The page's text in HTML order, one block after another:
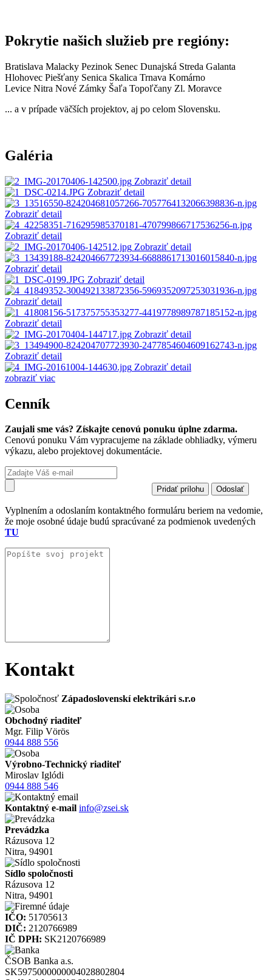
Pokrytie našich služieb pre regióny:
Bratislava Malacky Pezinok Senec Dunajská Streda Galanta
Hlohovec Piešťany Senica Skalica Trnava Komárno
Levice Nitra Nové Zámky Šaľa Topoľčany Zl. Moravce
... a v prípade väčších projektov, aj po celom Slovensku.
Galéria
Zobraziť detail
Zobraziť detail
Zobraziť detail
Zobraziť detail
Zobraziť detail
Zobraziť detail
Zobraziť detail
Zobraziť detail
Zobraziť detail
Zobraziť detail
Zobraziť detail
Zobraziť detail
zobraziť viac
Cenník
Zaujali sme vás? Získajte cenovú ponuku úplne zdarma.
Cenovú ponuku Vám vypracujeme na základe obhliadky, výmeru
výkazu, alebo projektovej dokumentácie.
Pridať prílohu
Vyplnením a odoslaním kontaktného formuláru beriem na vedomie,
že moje osobné údaje budú spracúvané za podmienok uvedených
TU
Kontakt
Západoslovenskí elektrikári s.r.o
Obchodný riaditeľ
Mgr. Filip Vörös
0944 888 556
Výrobno-Technický riaditeľ
Miroslav Iglódi
0944 888 546
Kontaktný e-mail info@zsei.sk
Prevádzka
Rázusova 12
Nitra, 94901
Sídlo spoločnosti
Rázusova 12
Nitra, 94901
IČO: 51705613
DIČ: 2120766989
IČ DPH: SK2120766989
ČSOB Banka a.s.
SK5975000000004028802804